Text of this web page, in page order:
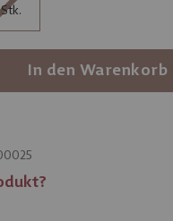
In den Warenkorb